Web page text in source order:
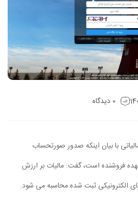
0 دیدگاه
با بیان اینکه صدور صورتحساب
فروشنده است، گفت: مالیات بر ارزش
الکترونیکی ثبت شده محاسبه می شود.